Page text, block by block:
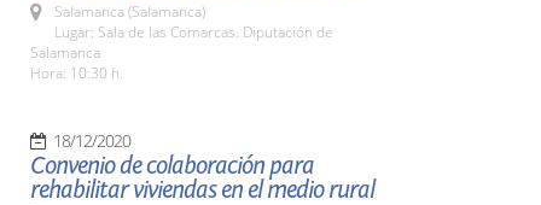
Salamanca (Salamanca)
Lugar: Sala de las Comarcas. Diputación de
Salamanca
Hora: 10:30 h.
18/12/2020
Convenio de colaboración para
rehabilitar viviendas en el medio rural